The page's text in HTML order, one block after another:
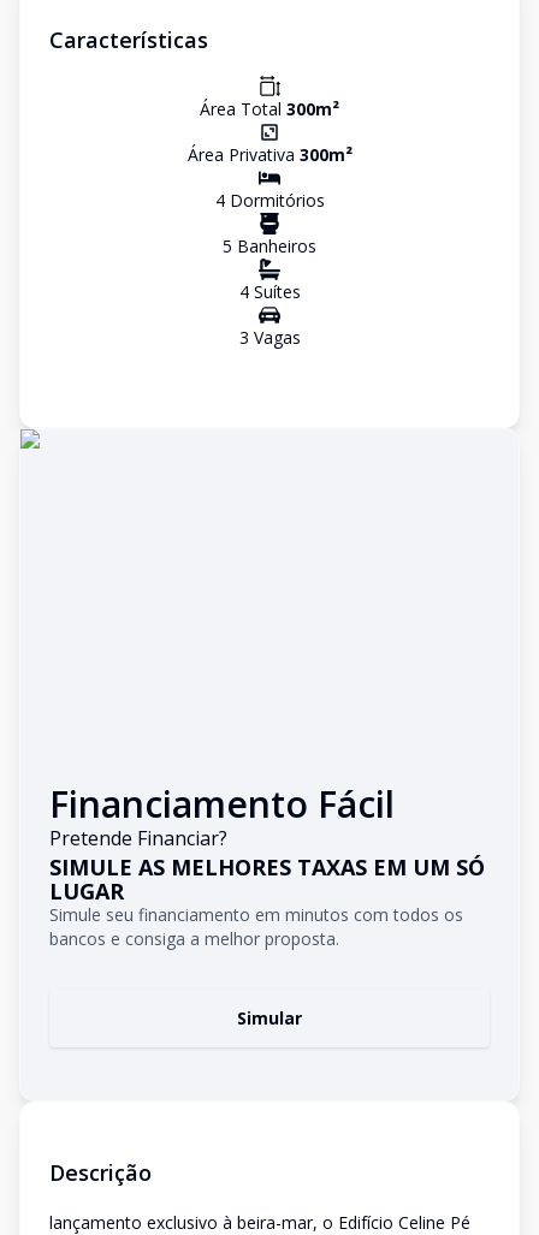
Características
Área Total 300m²
Área Privativa 300m²
4Dormitórios
5 Banheiros
4Suítes
3 Vagas
Financiamento Fácil
Pretende Financiar?
SIMULE AS MELHORES TAXAS EM UM SÓ
LUGAR
Simule seu financiamento em minutos com todos os
bancos e consiga a melhor proposta.
Simular
Descrição
lançamento exclusivo à beira-mar, o Edifício Celine Pé